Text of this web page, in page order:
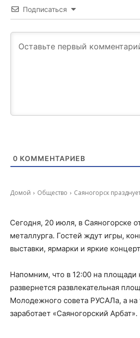
Подписаться
0 КОММЕНТАРИЕВ